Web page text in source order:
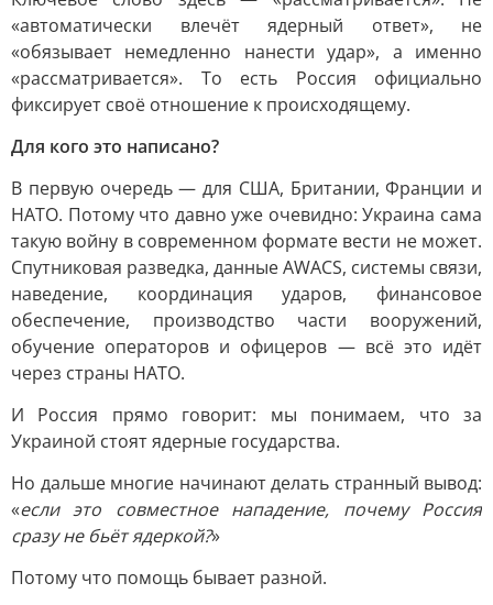
«автоматически влечёт ядерный ответ», не
«обязывает немедленно нанести удар», а именно
«рассматривается». То есть Россия официально
фиксирует своё отношение к происходящему.
Для кого это написано?
В первую очередь — для США, Британии, Франции и
НАТО. Потому что давно уже очевидно: Украина сама
такую войну в современном формате вести не может.
Спутниковая разведка, данные AWACS, системы связи,
наведение, координация ударов, финансовое
обеспечение, производство части вооружений,
обучение операторов и офицеров — всё это идёт
через страны НАТО.
И Россия прямо говорит: мы понимаем, что за
Украиной стоят ядерные государства.
Но дальше многие начинают делать странный вывод:
«если это совместное нападение, почему Россия
сразу не бьёт ядеркой?»
Потому что помощь бывает разной.